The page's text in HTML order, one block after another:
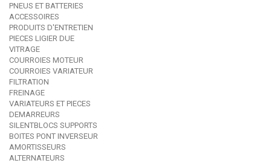
PNEUS ET BATTERIES
ACCESSOIRES
PRODUITS D'ENTRETIEN
PIECES LIGIER DUE
VITRAGE
COURROIES MOTEUR
COURROIES VARIATEUR
FILTRATION
FREINAGE
VARIATEURS ET PIECES
DEMARREURS
SILENTBLOCS SUPPORTS
BOITES PONT INVERSEUR
AMORTISSEURS
ALTERNATEURS